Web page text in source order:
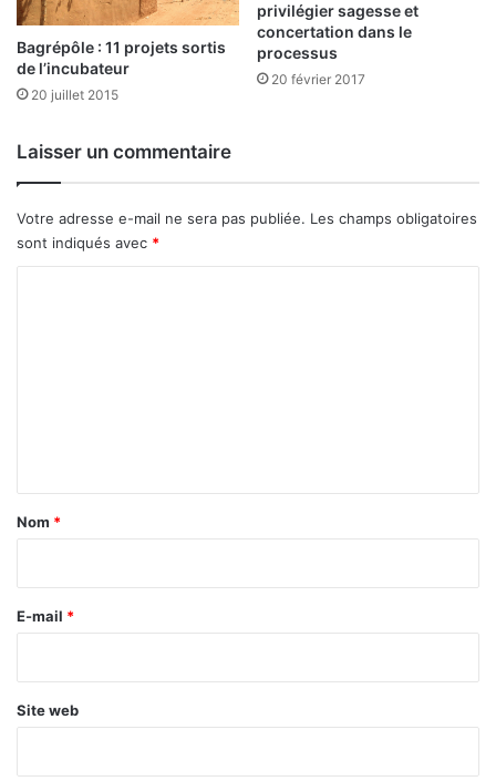
n
u
e
d
m
e
n
s
r
s
o
r
s
p
o
i
e
t
e
a
u
Bagrépôle : 11 projets sortis
de l’incubateur
20 juillet 2015
privilégier sagesse et
concertation dans le
processus
20 février 2017
Laisser un commentaire
Votre adresse e-mail ne sera pas publiée. Les champs obligatoires
sont indiqués avec *
a
e
Nom *
E-mail *
Site web